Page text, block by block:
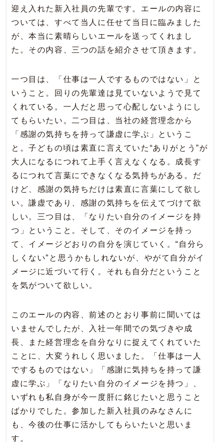
迎え入れた新入社員の先輩です。エールの内容に
ついては、すべて当人に任せて当日に臨みました
が、本当に素晴らしいエールを送ってくれまし
た。その内容、三つの話を紹介させて頂きます。
一つ目は、「仕事は一人でするものではない」と
いうこと。回りの先輩達は見ていないようで見て
くれている。一人だと思って心配しないようにし
てもらいたい。二つ目は、当社の経営理念から
「感謝の気持ちを持って謙虚に学ぶ」というこ
と。子どもの頃は素直に言えていた“ありがとう”が
大人になるにつれて上手く言えなくなる。成長す
るにつれて言葉にできなくなる気持ちがある。だ
けど、感謝の気持ちだけは素直に言葉にして欲し
い。謙虚であり、感謝の気持ちを伝えてづけて欲
しい。三つ目は、「なりたい自分のイメージを持
つ」ということ。そして、そのイメージを持っ
て、イメージどおりの自分を演じていく。“自分ら
しくない”と思うかもしれないが、やがて自分がイ
メージに近づいて行く。それも自分だということ
を気がついて欲しい。
このエールの内容、前述のとおり事前に聞いては
いませんでしたが、入社一年間での気づきや成
長、また経営理念を自分なりに捉えてくれていた
ことに、大変うれしく思いました。「仕事は一人
でするものではない」「感謝に気持ちを持って謙
虚に学ぶ」「なりたい自分のイメージを持つ」、
いずれも私自身が今一度肝に銘じたいと思うこと
ばかりでした。参加した新入社員のみなさんに
も、今後の仕事に活かしてもらいたいと思いま
す。